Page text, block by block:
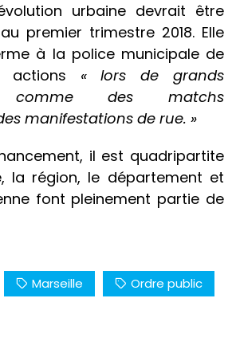
urbaine devrait être
premier trimestre 2018. Elle
à la police municipale de
actions « lors de grands
comme des matchs
manifestations de rue. »
il est quadripartite
la région, le département et
font pleinement partie de
Marseille
Ordre public